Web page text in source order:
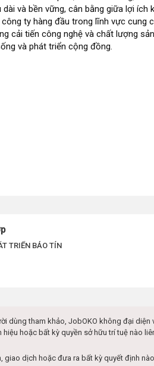
và bền vững, cân bằng giữa lợi ích
ty hàng đầu trong lĩnh vực cung
cải tiến công nghệ và chất lượng
và phát triển cộng đồng.
TRIỂN BẢO TÍN
dùng tham khảo, JobOKO không đại
hoặc bất kỳ quyền sở hữu trí tuệ nào
dịch hoặc đưa ra bất kỳ quyết định